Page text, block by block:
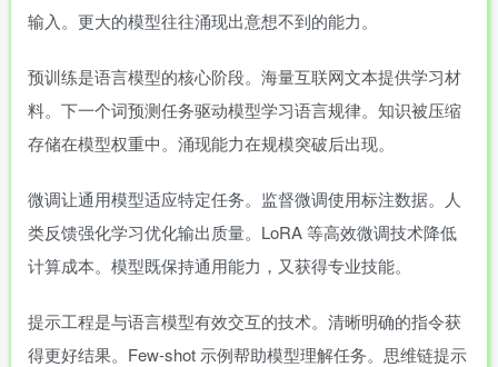
输入。更大的模型往往涌现出意想不到的能力。
预训练是语言模型的核心阶段。海量互联网文本提供学习材
料。下一个词预测任务驱动模型学习语言规律。知识被压缩
存储在模型权重中。涌现能力在规模突破后出现。
微调让通用模型适应特定任务。监督微调使用标注数据。人
类反馈强化学习优化输出质量。LoRA 等高效微调技术降低
计算成本。模型既保持通用能力，又获得专业技能。
提示工程是与语言模型有效交互的技术。清晰明确的指令获
得更好结果。Few-shot 示例帮助模型理解任务。思维链提示